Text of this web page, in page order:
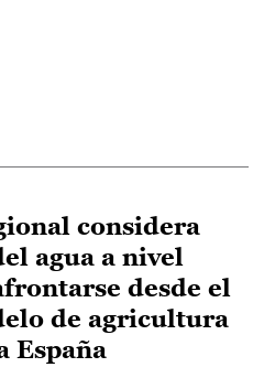
considera
agua a nivel
desde el
de agricultura
España